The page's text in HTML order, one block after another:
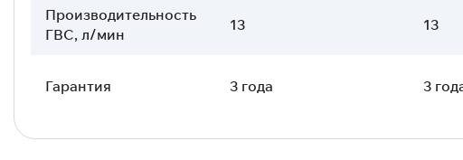
Производительность
ГВС, л/мин
13 13
Гарантия 3 года 3